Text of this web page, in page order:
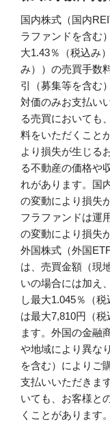
国内株式（国内
ラファンドを含む
大1.43％（税込み
み））の売買手数
引（募集等を含む
対価のみお支払い
る売買においても
料をいただくこと
より損失が生じる
る不動産の価格や
れがあります。国
の変動により損失
フラファンドは運
の変動により損失
外国株式（外国
は、売買金額（現
いの場合には加え
し最大1.045％（
は最大7,810円（
ます。外国の金融
や地域により異な
を含む）によりご
支払いいただきま
いても、お客様と
くことがあります